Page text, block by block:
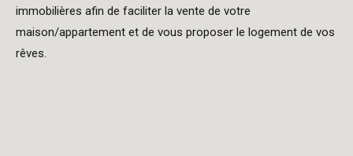
immobilières afin de faciliter la vente de votre
maison/appartement et de vous proposer le logement de vos
rêves.